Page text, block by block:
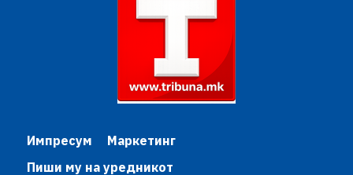
Импресум
Маркетинг
Пиши му на уредникот